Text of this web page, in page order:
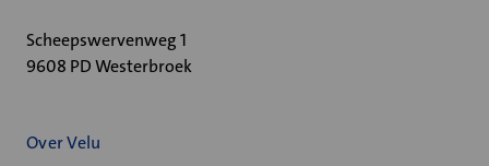
Scheepswervenweg 1
9608 PD Westerbroek
Over Velu